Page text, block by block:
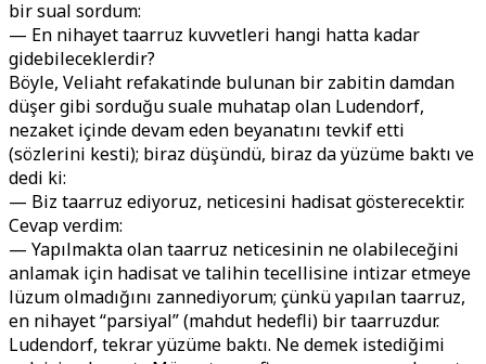
bir sual sordum:
— En nihayet taarruz kuvvetleri hangi hatta kadar
gidebileceklerdir?
Böyle, Veliaht refakatinde bulunan bir zabitin damdan
düşer gibi sorduğu suale muhatap olan Ludendorf,
nezaket içinde devam eden beyanatını tevkif etti
(sözlerini kesti); biraz düşündü, biraz da yüzüme baktı ve
dedi ki:
— Biz taarruz ediyoruz, neticesini hadisat gösterecektir.
Cevap verdim:
— Yapılmakta olan taarruz neticesinin ne olabileceğini
anlamak için hadisat ve talihin tecellisine intizar etmeye
lüzum olmadığını zannediyorum; çünkü yapılan taarruz,
en nihayet “parsiyal” (mahdut hedefli) bir taarruzdur.
Ludendorf, tekrar yüzüme baktı. Ne demek istediğimi